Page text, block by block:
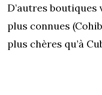
D’autres boutiques
plus connues
plus chères qu’à